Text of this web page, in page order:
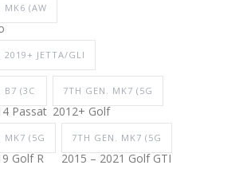
MK6 (AW
2019+ JETTA/GLI
B7 (3C
Passat
7TH GEN. MK7 (5G
2012+ Golf
MK7 (5G
Golf R
7TH GEN. MK7 (5G
2015 – 2021 Golf GTI